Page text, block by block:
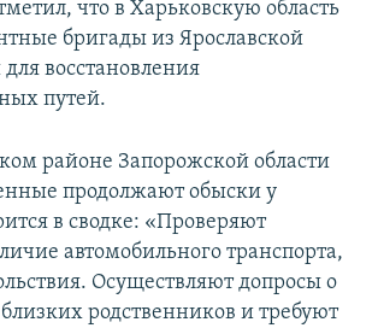
что в Харьковскую область
бригады из Ярославской
для восстановления
путей.
районе Запорожской области
продолжают обыски у
в сводке: «Проверяют
автомобильного транспорта,
Осуществляют допросы о
родственников и требуют